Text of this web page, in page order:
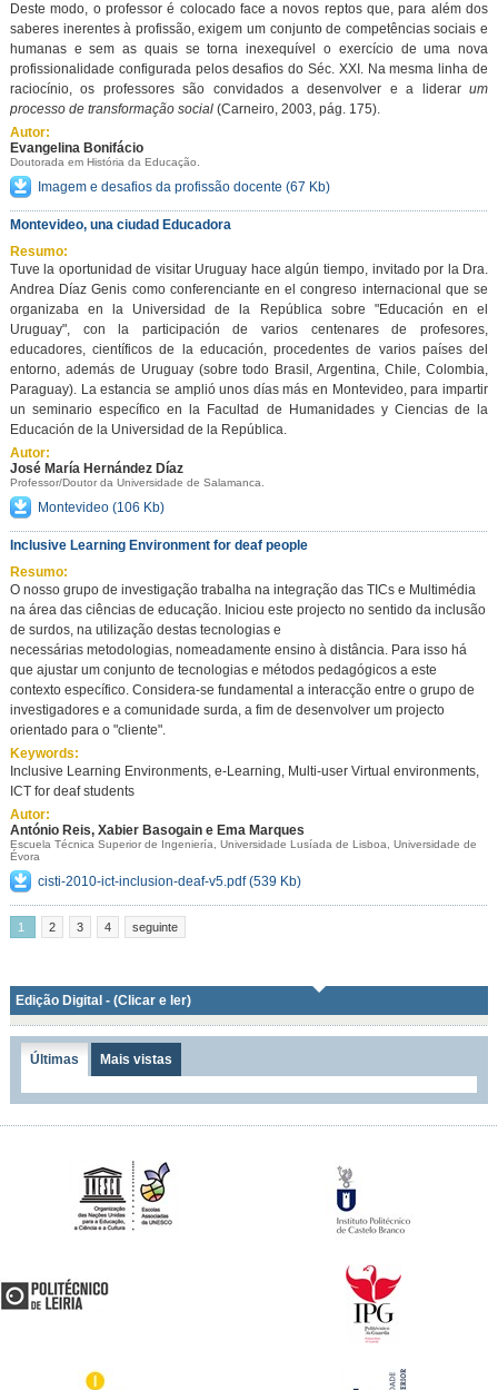
Deste modo, o professor é colocado face a novos reptos que, para além dos
saberes inerentes à profissão, exigem um conjunto de competências sociais e
humanas e sem as quais se torna inexequível o exercício de uma nova
profissionalidade configurada pelos desafios do Séc. XXI. Na mesma linha de
raciocínio, os professores são convidados a desenvolver e a liderarum
processo de transformação social(Carneiro, 2003, pág. 175).
Autor:
Evangelina Bonifácio
Doutorada em História da Educação.
Imagem e desafios da profissão docente (67 Kb)
Montevideo, una ciudad Educadora
Resumo:
Tuve la oportunidad de visitar Uruguay hace algún tiempo, invitado por la Dra.
Andrea Díaz Genis como conferenciante en el congreso internacional que se
organizaba en la Universidad de la República sobre "Educación en el
Uruguay", con la participación de varios centenares de profesores,
educadores, científicos de la educación, procedentes de varios países del
entorno, además de Uruguay (sobre todo Brasil, Argentina, Chile, Colombia,
Paraguay). La estancia se amplió unos días más en Montevideo, para impartir
un seminario específico en la Facultad de Humanidades y Ciencias de la
Educación de la Universidad de la República.
Autor:
José María Hernández Díaz
Professor/Doutor da Universidade de Salamanca.
Montevideo(106 Kb)
Inclusive Learning Environment for deaf people
Resumo:
O nosso grupo de investigação trabalha na integração das TICs e Multimédia
na área das ciências de educação. Iniciou este projecto no sentido da inclusão
de surdos, na utilização destas tecnologias e
necessárias metodologias, nomeadamente ensino à distância. Para isso há
que ajustar um conjunto de tecnologias e métodos pedagógicos a este
contexto específico. Considera-se fundamental a interacção entre o grupo de
investigadores e a comunidade surda, a fim de desenvolver um projecto
orientado para o "cliente".
Keywords:
Inclusive Learning Environments, e-Learning, Multi-user Virtual environments,
ICT for deaf students
Autor:
António Reis, Xabier Basogain e Ema Marques
Escuela Técnica Superior de Ingeniería, Universidade Lusíada de Lisboa, Universidade de
Évora
cisti-2010-ict-inclusion-deaf-v5.pdf(539 Kb)
1 2 3 4 seguinte
Edição Digital - (Clicar e ler)
Últimas Mais vistas